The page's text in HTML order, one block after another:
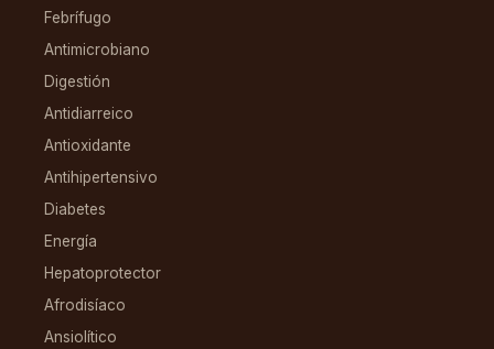
Febrífugo
Antimicrobiano
Digestión
Antidiarreico
Antioxidante
Antihipertensivo
Diabetes
Energía
Hepatoprotector
Afrodisíaco
Ansiolítico